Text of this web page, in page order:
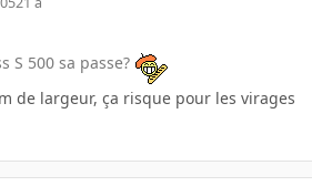
S 500 sa passe?
de largeur, ça risque pour les virages